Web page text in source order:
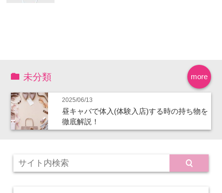
more
未分類
2025/06/13
昼キャバで体入(体験入店)する時の持ち物を
徹底解説！